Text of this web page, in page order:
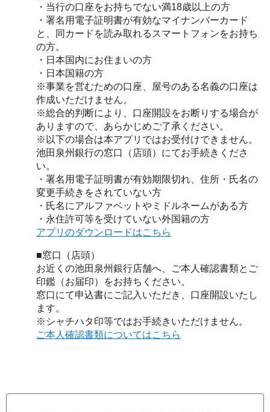
・当行の口座をお持ちでない満18歳以上の方
・署名用電子証明書が有効なマイナンバーカード
と、同カードを読み取れるスマートフォンをお持ち
の方。
・日本国内にお住まいの方
・日本国籍の方
※事業を営むための口座、屋号のある名義の口座は
作成いただけません。
※総合的判断により、口座開設をお断りする場合が
ありますので、あらかじめご了承ください。
※以下の場合は本アプリではお受付けできません。
池田泉州銀行の窓口（店頭）にてお手続きくださ
い。
・署名用電子証明書が有効期限切れ、住所・氏名の
変更手続きをされていない方
・氏名にアルファベットやミドルネームがある方
・永住許可等を受けていない外国籍の方
アプリのダウンロードはこちら
■窓口（店頭）
お近くの池田泉州銀行店舗へ、ご本人確認書類とご
印鑑（お届印）をお持ちください。
窓口にて申込書にご記入いただき、口座開設いたし
ます。
※シャチハタ印等ではお手続きいただけません。
ご本人確認書類についてはこちら